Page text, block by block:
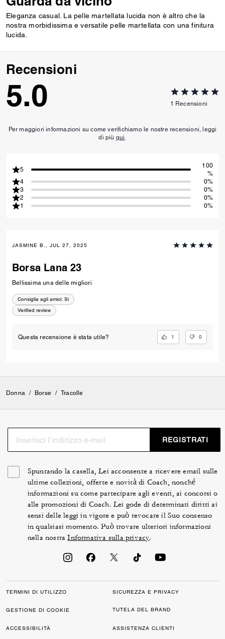
Eleganza casual. La pelle martellata lucida non è altro che la
nostra morbidissima e versatile pelle martellata con una finitura
lucida.
Recensioni
5.0 1 Recensioni
Per maggiori informazioni su come verifichiamo le nostre recensioni, leggi
di più qui
5
100
%
4
0%
3
0%
2
0%
1
0%
JASMINE B., JUL 27, 2025
Borsa Lana 23
Bellissima una delle migliori
Consiglia agli amici: Si
Verified review
Questa recensione è stata utile? 1 0
Donna / Borse / Tracolle
REGISTRATI
Spuntando la casella, Lei acconsente a ricevere email sulle
ultime collezioni, offerte e novità di Coach, nonché
informazioni su come partecipare agli eventi, ai concorsi o
alle promozioni di Coach. Lei gode di determinati diritti ai
sensi delle leggi in vigore e può revocare il Suo consenso
in qualsiasi momento. Può trovare ulteriori informazioni
nella nostraInformativa sulla privacy.
TERMINI DI UTILIZZO SICUREZZA E PRIVACY
GESTIONE DI COOKIE TUTELA DEL BRAND
ACCESSIBILITÀ ASSISTENZA CLIENTI